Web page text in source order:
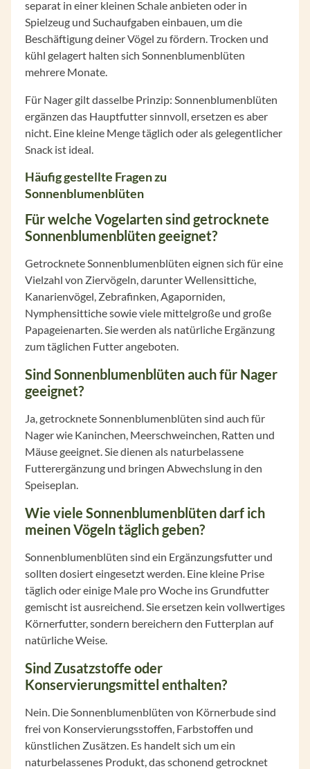
separat in einer kleinen Schale anbieten oder in
Spielzeug und Suchaufgaben einbauen, um die
Beschäftigung deiner Vögel zu fördern. Trocken und
kühl gelagert halten sich Sonnenblumenblüten
mehrere Monate.
Für Nager gilt dasselbe Prinzip: Sonnenblumenblüten
ergänzen das Hauptfutter sinnvoll, ersetzen es aber
nicht. Eine kleine Menge täglich oder als gelegentlicher
Snack ist ideal.
Häufig gestellte Fragen zu
Sonnenblumenblüten
Für welche Vogelarten sind getrocknete
Sonnenblumenblüten geeignet?
Getrocknete Sonnenblumenblüten eignen sich für eine
Vielzahl von Ziervögeln, darunter Wellensittiche,
Kanarienvögel, Zebrafinken, Agaporniden,
Nymphensittiche sowie viele mittelgroße und große
Papageienarten. Sie werden als natürliche Ergänzung
zum täglichen Futter angeboten.
Sind Sonnenblumenblüten auch für Nager
geeignet?
Ja, getrocknete Sonnenblumenblüten sind auch für
Nager wie Kaninchen, Meerschweinchen, Ratten und
Mäuse geeignet. Sie dienen als naturbelassene
Futterergänzung und bringen Abwechslung in den
Speiseplan.
Wie viele Sonnenblumenblüten darf ich
meinen Vögeln täglich geben?
Sonnenblumenblüten sind ein Ergänzungsfutter und
sollten dosiert eingesetzt werden. Eine kleine Prise
täglich oder einige Male pro Woche ins Grundfutter
gemischt ist ausreichend. Sie ersetzen kein vollwertiges
Körnerfutter, sondern bereichern den Futterplan auf
natürliche Weise.
Sind Zusatzstoffe oder
Konservierungsmittel enthalten?
Nein. Die Sonnenblumenblüten von Körnerbude sind
frei von Konservierungsstoffen, Farbstoffen und
künstlichen Zusätzen. Es handelt sich um ein
naturbelassenes Produkt, das schonend getrocknet